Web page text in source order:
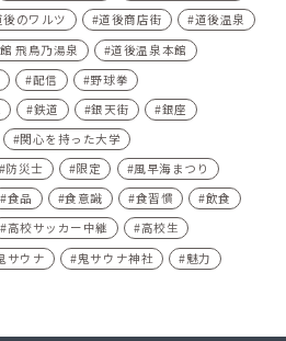
後のワルツ 道後商店街
道後温泉
飛鳥乃湯泉
道後温泉本館
配信
野球拳
鉄道 銀天街
銀座
関心を持った大学
防災士 限定
風早海まつり
食品 食意識 食習慣
飲食
高校サッカー中継
高校生
サウナ 鬼サウナ神社
魅力